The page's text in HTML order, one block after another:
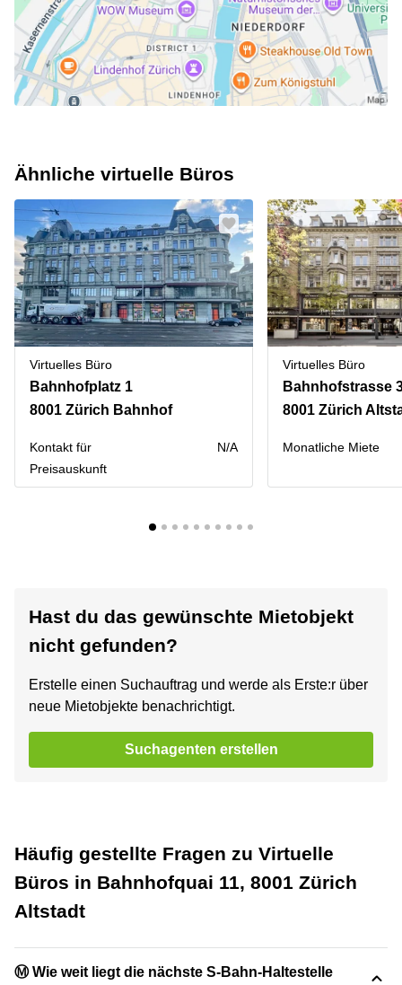
Ähnliche virtuelle Büros
Virtuelles Büro
Bahnhofplatz 1
8001 Zürich Bahnhof
Kontakt für
Preisauskunft
N/A
Virtuelles Büro
Bahnhofstrasse
8001 Zürich
Monatliche Miete
Hast du das gewünschte Mietobjekt
nicht gefunden?
Erstelle einen Suchauftrag und werde als Erste:r über
neue Mietobjekte benachrichtigt.
Suchagenten erstellen
Häufig gestellte Fragen zu Virtuelle
Büros in Bahnhofquai 11, 8001 Zürich
Altstadt
Ⓜ️ Wie weit liegt die nächste S-Bahn-Haltestelle